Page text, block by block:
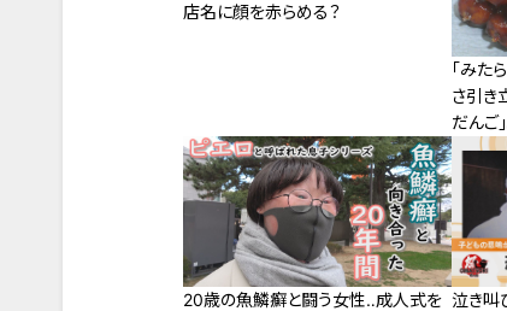
店名に顔を赤らめる？
「みた
さ引き
だんご
ルメ旅
20歳の魚鱗癬と闘う女性‥成人式を 泣き叫